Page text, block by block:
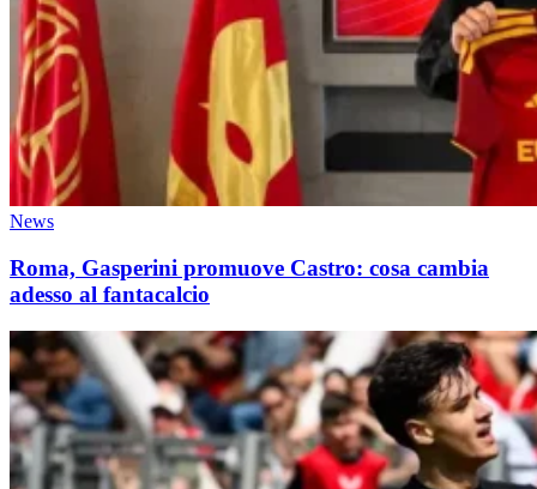
News
Roma, Gasperini promuove Castro: cosa cambia
adesso al fantacalcio